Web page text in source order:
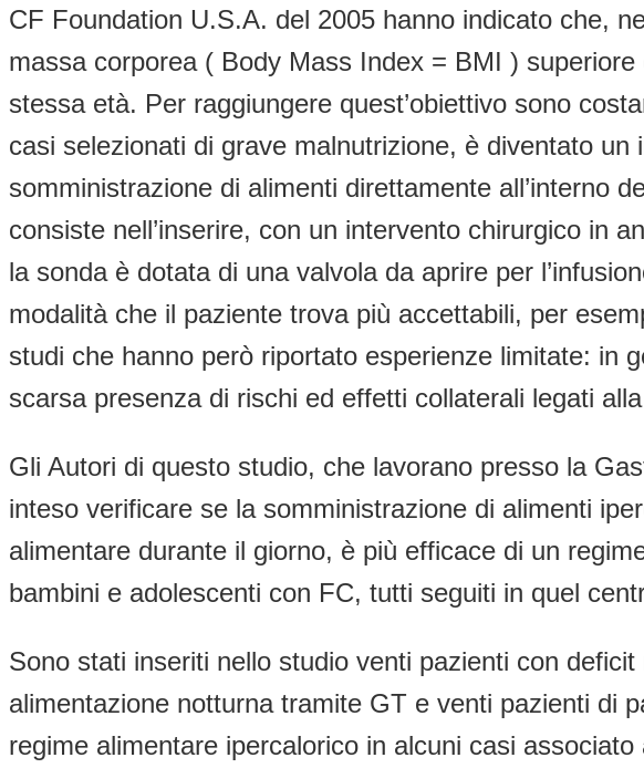
CF Foundation U.S.A. del 2005 hanno indicato che,
massa corporea ( Body Mass Index = BMI )
stessa età. Per raggiungere quest’obiettivo sono
casi selezionati di grave malnutrizione, è diventato
somministrazione di alimenti direttamente all’interno
consiste nell’inserire, con un intervento chirurgico in
la sonda è dotata di una valvola da aprire per
modalità che il paziente trova più accettabili, per
studi che hanno però riportato esperienze limitate: in
scarsa presenza di rischi ed effetti collaterali legati
Gli Autori di questo studio, che lavorano presso la
inteso verificare se la somministrazione di alimenti
alimentare durante il giorno, è più efficace di un
bambini e adolescenti con FC, tutti seguiti in quel
Sono stati inseriti nello studio venti pazienti con
alimentazione notturna tramite GT e venti pazienti di
regime alimentare ipercalorico in alcuni casi